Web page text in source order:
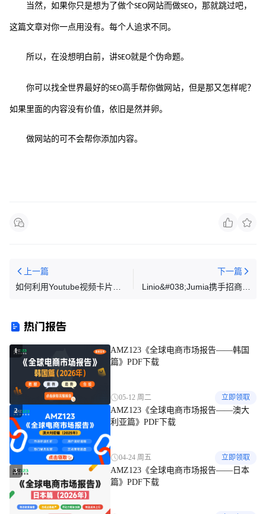
当然，如果你只是想为了做个SEO网站而做SEO，那就跳过吧，
这篇文章对你一点用没有。每个人追求不同。
所以，在没想明白前，讲SEO就是个伪命题。
你可以找全世界最好的SEO高手帮你做网站，但是那又怎样呢？
如果里面的内容没有价值，依旧是然并卵。
做网站的可不会帮你添加内容。
上一篇
如何利用Youtube视频卡片让
下一篇
Linio&#038;Jumia携手招商，
热门报告
1
AMZ123《全球电商市场报告——韩国
篇》PDF下载
05-12 周二 立即领取
2
AMZ123《全球电商市场报告——澳大
利亚篇》PDF下载
04-24 周五 立即领取
3
AMZ123《全球电商市场报告——日本
篇》PDF下载